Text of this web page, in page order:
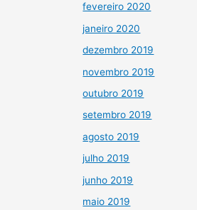
fevereiro 2020
janeiro 2020
dezembro 2019
novembro 2019
outubro 2019
setembro 2019
agosto 2019
julho 2019
junho 2019
maio 2019